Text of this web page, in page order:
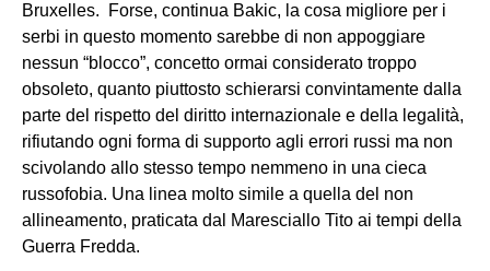
Bruxelles. Forse, continua Bakic, la cosa migliore per i
serbi in questo momento sarebbe di non appoggiare
nessun “blocco”, concetto ormai considerato troppo
obsoleto, quanto piuttosto schierarsi convintamente dalla
parte del rispetto del diritto internazionale e della legalità,
rifiutando ogni forma di supporto agli errori russi ma non
scivolando allo stesso tempo nemmeno in una cieca
russofobia. Una linea molto simile a quella del non
allineamento, praticata dal Maresciallo Tito ai tempi della
Guerra Fredda.